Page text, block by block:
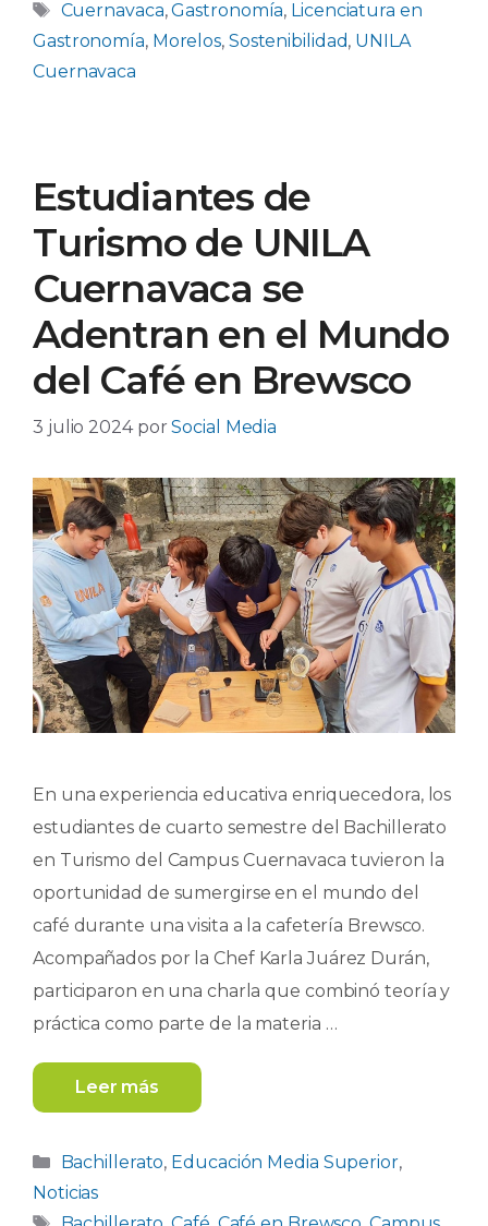
Etiquetas
Cuernavaca,Gastronomía, Licenciatura en
Gastronomía, Morelos, Sostenibilidad, UNILA
Cuernavaca
Estudiantes de
Turismo de UNILA
Cuernavaca se
Adentran en el Mundo
del Café en Brewsco
3 julio 2024 porSocial Media
En una experiencia educativa enriquecedora, los
estudiantes de cuarto semestre del Bachillerato
en Turismo del Campus Cuernavaca tuvieron la
oportunidad de sumergirse en el mundo del
café durante una visita a la cafetería Brewsco.
Acompañados por la Chef Karla Juárez Durán,
participaron en una charla que combinó teoría y
práctica como parte de la materia …
Leer más
Categorías
Bachillerato, Educación Media Superior,
Noticias
Etiquetas